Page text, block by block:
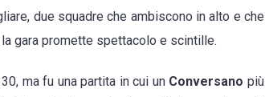
due squadre che ambiscono in alto e che
gara promette spettacolo e scintille.
ma fu una partita in cui un Conversano più